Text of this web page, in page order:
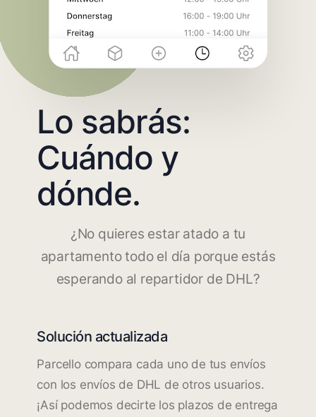
Lo sabrás:
Cuándo y
dónde.
¿No quieres estar atado a tu
apartamento todo el día porque estás
esperando al repartidor de DHL?
Solución actualizada
Parcello compara cada uno de tus envíos
con los envíos de DHL de otros usuarios.
¡Así podemos decirte los plazos de entrega